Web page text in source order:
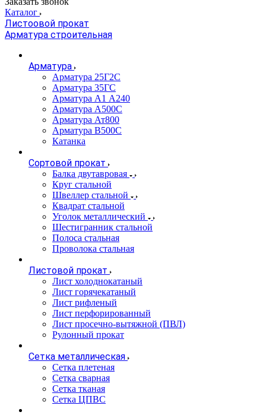
Каталог
Листоовой прокат
Арматура строительная
Арматура
Арматура 25Г2С
Арматура 35ГС
Арматура А1 А240
Арматура А500С
Арматура Ат800
Арматура В500С
Катанка
Сортовой прокат
Балка двутавровая
Круг стальной
Швеллер стальной
Квадрат стальной
Уголок металлический
Шестигранник стальной
Полоса стальная
Проволока стальная
Листовой прокат
Лист холоднокатаный
Лист горячекатаный
Лист рифленый
Лист перфорированный
Лист просечно-вытяжной (ПВЛ)
Рулонный прокат
Сетка металлическая
Сетка плетеная
Сетка сварная
Сетка тканая
Сетка ЦПВС